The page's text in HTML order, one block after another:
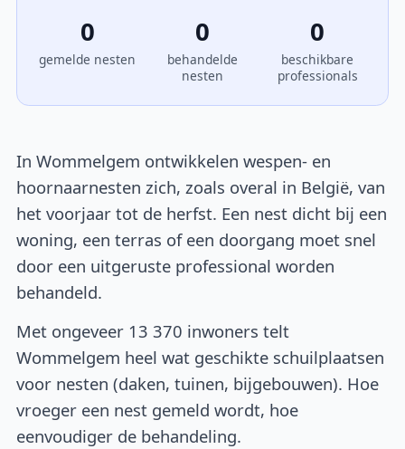
0
gemelde nesten
0
behandelde
nesten
0
beschikbare
professionals
In Wommelgem ontwikkelen wespen- en
hoornaarnesten zich, zoals overal in België, van
het voorjaar tot de herfst. Een nest dicht bij een
woning, een terras of een doorgang moet snel
door een uitgeruste professional worden
behandeld.
Met ongeveer 13 370 inwoners telt
Wommelgem heel wat geschikte schuilplaatsen
voor nesten (daken, tuinen, bijgebouwen). Hoe
vroeger een nest gemeld wordt, hoe
eenvoudiger de behandeling.